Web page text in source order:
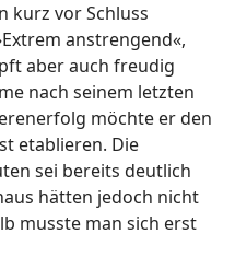
kurz vor Schluss
anstrengend«,
aber auch freudig
nach seinem letzten
möchte er den
etablieren. Die
sei bereits deutlich
hätten jedoch nicht
musste man sich erst